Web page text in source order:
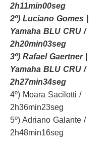
2h11min00seg
2º) Luciano Gomes |
Yamaha BLU CRU /
2h20min03seg
3º) Rafael Gaertner |
Yamaha BLU CRU /
2h27min34seg
4º) Moara Sacilotti /
2h36min23seg
5º) Adriano Galante /
2h48min16seg